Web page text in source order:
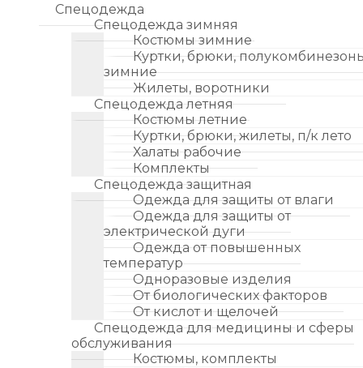
Спецодежда
Спецодежда зимняя
Костюмы зимние
Куртки, брюки,
зимние
Жилеты, воротники
Спецодежда летняя
Костюмы летние
Куртки, брюки, жилеты, п/к лето
Халаты рабочие
Комплекты
Спецодежда защитная
Одежда для защиты от влаги
Одежда для защиты от
электрической дуги
Одежда от повышенных
температур
Одноразовые изделия
От биологических факторов
От кислот и щелочей
Спецодежда для медицины и сферы
обслуживания
Костюмы, комплекты